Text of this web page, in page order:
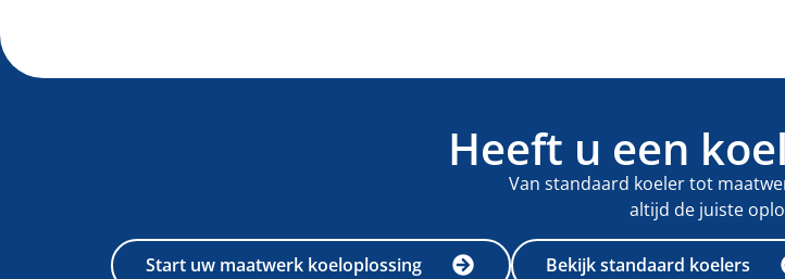
Heeft u een
Van standaard koeler tot
altijd de juiste
Start uw maatwerk koeloplossing Bekijk standaard koelers